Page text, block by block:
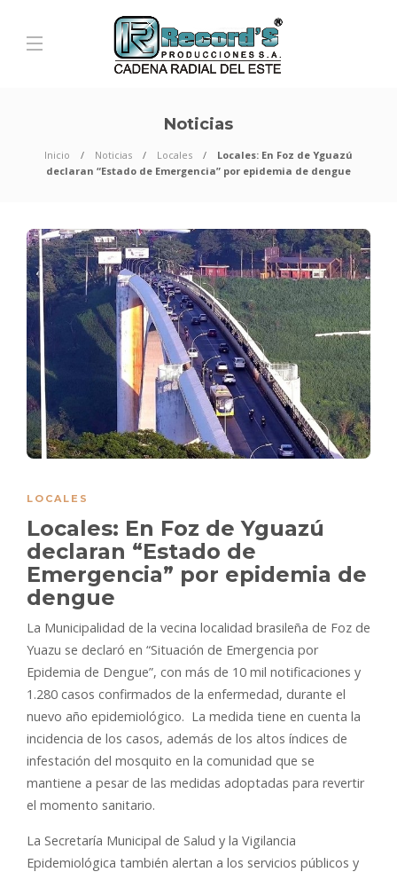
Noticias
Inicio Noticias Locales
Locales: En Foz de Yguazú
declaran “Estado de Emergencia” por epidemia de dengue
LOCALES
Locales: En Foz de Yguazú
declaran “Estado de
Emergencia” por epidemia de
dengue
La Municipalidad de la vecina localidad brasileña de Foz de
Yuazu se declaró en “Situación de Emergencia por
Epidemia de Dengue”, con más de 10 mil notificaciones y
1.280 casos confirmados de la enfermedad, durante el
nuevo año epidemiológico. La medida tiene en cuenta la
incidencia de los casos, además de los altos índices de
infestación del mosquito en la comunidad que se
mantiene a pesar de las medidas adoptadas para revertir
el momento sanitario.
La Secretaría Municipal de Salud y la Vigilancia
Epidemiológica también alertan a los servicios públicos y